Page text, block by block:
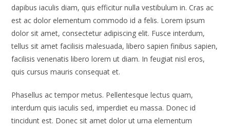
dapibus iaculis diam, quis efficitur nulla vestibulum in. Cras ac
est ac dolor elementum commodo id a felis. Lorem ipsum
dolor sit amet, consectetur adipiscing elit. Fusce interdum,
tellus sit amet facilisis malesuada, libero sapien finibus sapien,
facilisis venenatis libero lorem ut diam. In feugiat nisl eros,
quis cursus mauris consequat et.
Phasellus ac tempor metus. Pellentesque lectus quam,
interdum quis iaculis sed, imperdiet eu massa. Donec id
tincidunt est. Donec sit amet dolor ut urna elementum